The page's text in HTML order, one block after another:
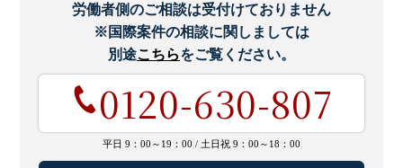
労働者側のご相談は受付けておりません
※国際案件の相談に関しましては
別途こちらをご覧ください。
0120-630-807
平日 9：00～19：00 / 土日祝 9：00～18：00